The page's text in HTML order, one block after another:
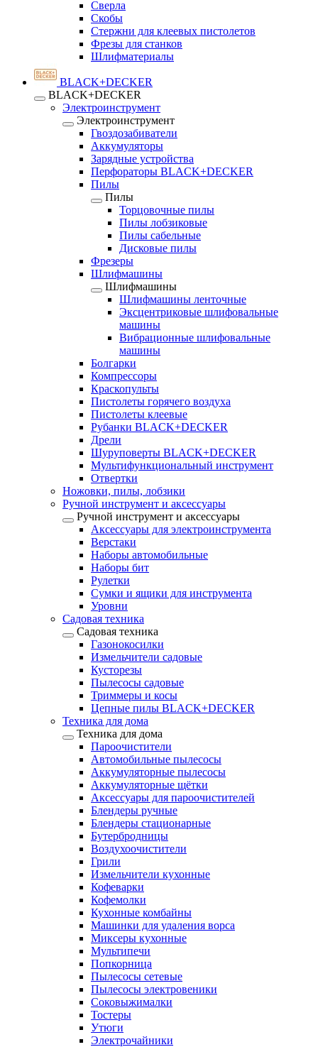
Сверла
Скобы
Стержни для клеевых пистолетов
Фрезы для станков
Шлифматериалы
BLACK+DECKER
BLACK+DECKER
Электроинструмент
Электроинструмент
Гвоздозабиватели
Аккумуляторы
Зарядные устройства
Перфораторы BLACK+DECKER
Пилы
Пилы
Торцовочные пилы
Пилы лобзиковые
Пилы сабельные
Дисковые пилы
Фрезеры
Шлифмашины
Шлифмашины
Шлифмашины ленточные
Эксцентриковые шлифовальные
машины
Вибрационные шлифовальные
машины
Болгарки
Компрессоры
Краскопульты
Пистолеты горячего воздуха
Пистолеты клеевые
Рубанки BLACK+DECKER
Дрели
Шуруповерты BLACK+DECKER
Мультифункциональный инструмент
Отвертки
Ножовки, пилы, лобзики
Ручной инструмент и аксессуары
Ручной инструмент и аксессуары
Аксессуары для электроинструмента
Верстаки
Наборы автомобильные
Наборы бит
Рулетки
Сумки и ящики для инструмента
Уровни
Садовая техника
Садовая техника
Газонокосилки
Измельчители садовые
Кусторезы
Пылесосы садовые
Триммеры и косы
Цепные пилы BLACK+DECKER
Техника для дома
Техника для дома
Пароочистители
Автомобильные пылесосы
Аккумуляторные пылесосы
Аккумуляторные щётки
Аксессуары для пароочистителей
Блендеры ручные
Блендеры стационарные
Бутербродницы
Воздухоочистители
Грили
Измельчители кухонные
Кофеварки
Кофемолки
Кухонные комбайны
Машинки для удаления ворса
Миксеры кухонные
Мультипечи
Попкорница
Пылесосы сетевые
Пылесосы электровеники
Соковыжималки
Тостеры
Утюги
Электрочайники